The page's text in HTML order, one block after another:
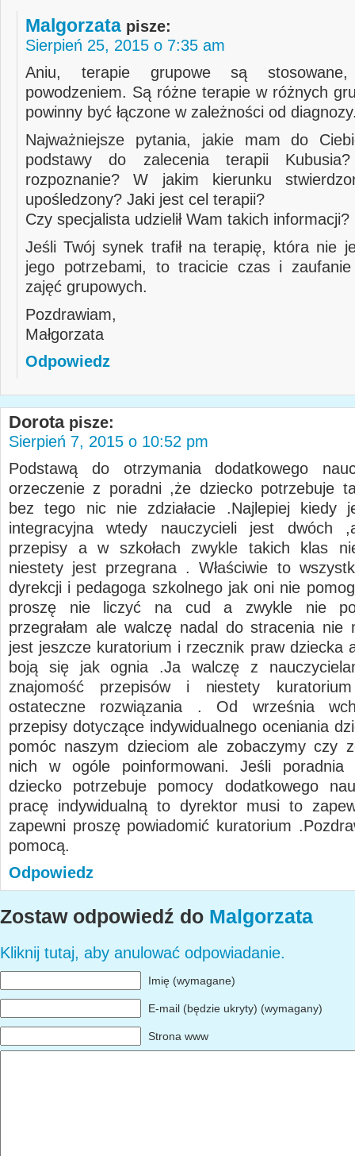
Malgorzata pisze:
Sierpień 25, 2015 o 7:35 am
Aniu, terapie grupowe są
powodzeniem. Są różne terapie w różnych
powinny być łączone w zależności od
Najważniejsze pytania, jakie mam do
podstawy do zalecenia terapii
rozpoznanie? W jakim kierunku
upośledzony? Jaki jest cel terapii?
Czy specjalista udzielił Wam takich informacji?
Jeśli Twój synek trafił na terapię, która nie
jego potrzebami, to tracicie czas i
zajęć grupowych.
Pozdrawiam,
Małgorzata
Odpowiedz
Dorota pisze:
Sierpień 7, 2015 o 10:52 pm
Podstawą do otrzymania dodatkowego
orzeczenie z poradni ,że dziecko potrzebuje
bez tego nic nie zdziałacie .Najlepiej kiedy
integracyjna wtedy nauczycieli jest dwóch
przepisy a w szkołach zwykle takich klas
niestety jest przegrana . Właściwie to
dyrekcji i pedagoga szkolnego jak oni nie
proszę nie liczyć na cud a zwykle nie
przegrałam ale walczę nadal do stracenia nie
jest jeszcze kuratorium i rzecznik praw dziecka
boją się jak ognia .Ja walczę z
znajomość przepisów i niestety
ostateczne rozwiązania . Od września
przepisy dotyczące indywidualnego oceniania
pomóc naszym dzieciom ale zobaczymy czy
nich w ogóle poinformowani. Jeśli poradnia
dziecko potrzebuje pomocy dodatkowego
pracę indywidualną to dyrektor musi to
zapewni proszę powiadomić kuratorium
pomocą.
Odpowiedz
Zostaw odpowiedź do Malgorzata
Kliknij tutaj, aby anulować odpowiadanie.
Imię (wymagane)
E-mail (będzie ukryty) (wymagany)
Strona www